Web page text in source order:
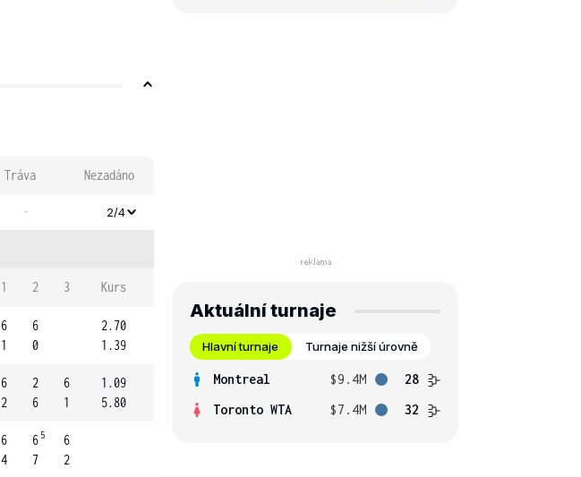
Tráva Nezadáno
- 2/4
1 2 3 Kurs
6
1
6
0
2.70
1.39
6
2
2
6
6
1
1.09
5.80
6
4
6 5
7
6
2
Aktuální turnaje
Hlavní turnaje Turnaje nižší úrovně
Montreal $9.4M
28
Toronto WTA
$7.4M 32